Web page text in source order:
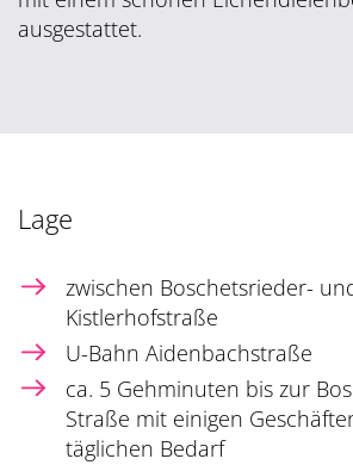
ausgestattet.
Lage
zwischen Boschetsrieder-
Kistlerhofstraße
U-Bahn Aidenbachstraße
ca. 5 Gehminuten bis zur
Straße mit einigen
täglichen Bedarf